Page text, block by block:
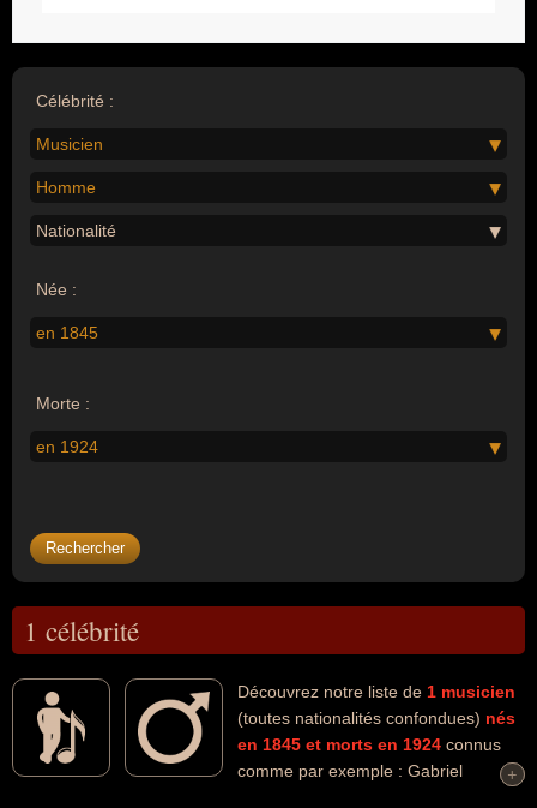
Célébrité :
Musicien
Homme
Nationalité
Née :
en 1845
Morte :
en 1924
1 célébrité
Découvrez notre liste de 1 musicien
(toutes nationalités confondues) nés
en 1845 et morts en 1924 connus
comme par exemple : Gabriel
+
+